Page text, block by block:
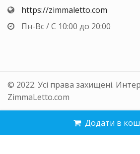
Додати в
https://zimmaletto.com
Пн-Вс / С 10:00 до 20:00
© 2022. Усі права захищені.
ZimmaLetto.com